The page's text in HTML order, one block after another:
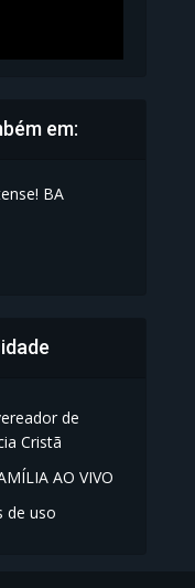
em:
BA
de
Cristã
AO VIVO
de uso